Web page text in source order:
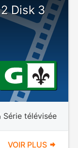
Disk 3
Série télévisée
VOIR PLUS